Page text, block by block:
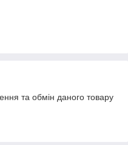
та обмін даного товару